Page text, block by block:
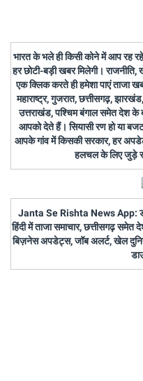
भारत के भले ही किसी कोने में आप रह
हर छोटी-बड़ी खबर मिलेगी।
एक क्लिक करते ही हमेशा पाएं ताजा
महाराष्ट्र, गुजरात, छत्तीसगढ़,
उत्तराखंड, पश्चिम बंगाल समेत देश के
आपको देते हैं। सियासी रण हो या
आपके गांव में किसकी सरकार, हर
हलचल के लिए जुड़े
Janta Se Rishta News App:
हिंदी में ताजा समाचार, छत्तीसगढ़
बिज़नेस अपडेट्स, जॉब अलर्ट, खेल